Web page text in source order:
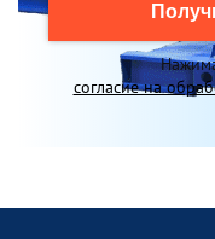
согласие на